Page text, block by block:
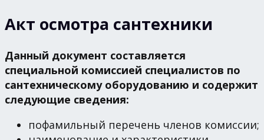
Акт осмотра сантехники
Данный документ составляется
специальной комиссией специалистов по
сантехническому оборудованию и содержит
следующие сведения:
пофамильный перечень членов комиссии;